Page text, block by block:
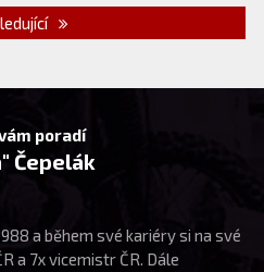
poradí
Čepelák
a během své kariéry si na své
a 7x vicemistr ČR. Dále